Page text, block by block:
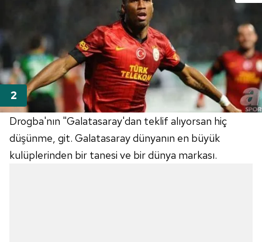
Drogba'nın "Galatasaray'dan teklif alıyorsan hiç
düşünme, git. Galatasaray dünyanın en büyük
kulüplerinden bir tanesi ve bir dünya markası.